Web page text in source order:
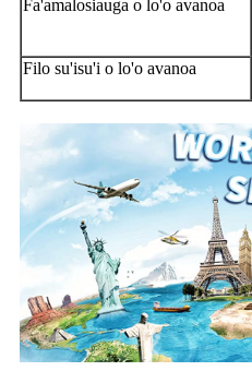
Fa'amalosiauga o lo'o avanoa
Filo su'isu'i o lo'o avanoa